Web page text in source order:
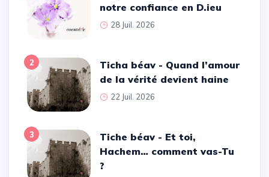
notre confiance en D.ieu
28 Juil. 2026
2
Ticha béav - Quand l’amour
de la vérité devient haine
22 Juil. 2026
3
Tiche béav - Et toi,
Hachem… comment vas-Tu
?